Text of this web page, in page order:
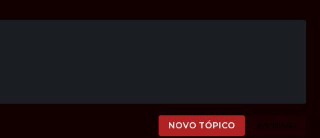
NOVO TÓPICO IMPRIMIR